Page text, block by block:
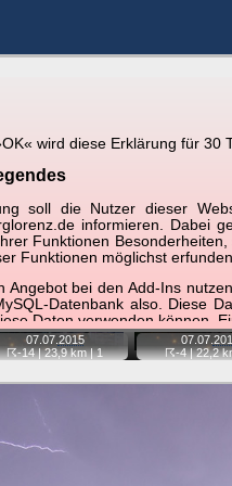
wird diese Erklärung für
soll die Nutzer dieser
informieren. Dabei
Funktionen
Funktionen möglichst
Angebot bei den Add-Ins
Datenbank also. Diese
Daten verwenden können.
Ihren Datenschutz sehr
Abständen wieder
Begriffe (z.B.
07.07.2015
können Sie auf
der Blitzdaten:
07.07. 2015
☈-14| 23,9 km |1
📷
07.07.
☈-4| 22,2